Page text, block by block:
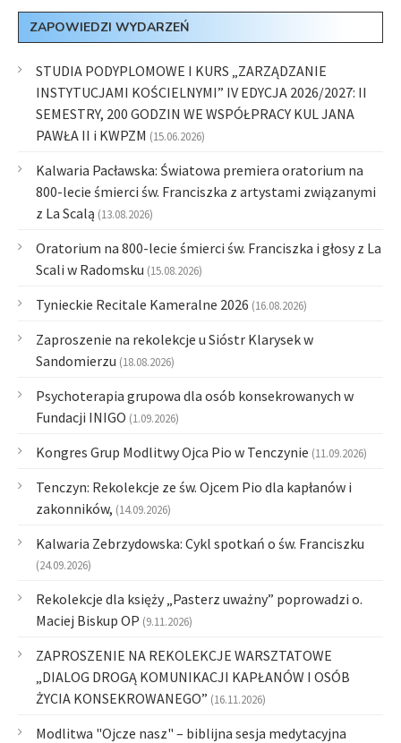
ZAPOWIEDZI WYDARZEŃ
STUDIA PODYPLOMOWE I KURS „ZARZĄDZANIE
INSTYTUCJAMI KOŚCIELNYMI” IV EDYCJA 2026/2027: II
SEMESTRY, 200 GODZIN WE WSPÓŁPRACY KUL JANA
PAWŁA II i KWPZM (15.06.2026)
Kalwaria Pacławska: Światowa premiera oratorium na
800-lecie śmierci św. Franciszka z artystami związanymi
z La Scalą (13.08.2026)
Oratorium na 800-lecie śmierci św. Franciszka i głosy z La
Scali w Radomsku (15.08.2026)
Tynieckie Recitale Kameralne 2026 (16.08.2026)
Zaproszenie na rekolekcje u Sióstr Klarysek w
Sandomierzu (18.08.2026)
Psychoterapia grupowa dla osób konsekrowanych w
Fundacji INIGO (1.09.2026)
Kongres Grup Modlitwy Ojca Pio w Tenczynie (11.09.2026)
Tenczyn: Rekolekcje ze św. Ojcem Pio dla kapłanów i
zakonników, (14.09.2026)
Kalwaria Zebrzydowska: Cykl spotkań o św. Franciszku
(24.09.2026)
Rekolekcje dla księży „Pasterz uważny” poprowadzi o.
Maciej Biskup OP (9.11.2026)
ZAPROSZENIE NA REKOLEKCJE WARSZTATOWE
„DIALOG DROGĄ KOMUNIKACJI KAPŁANÓW I OSÓB
ŻYCIA KONSEKROWANEGO” (16.11.2026)
Modlitwa "Ojcze nasz" – biblijna sesja medytacyjna